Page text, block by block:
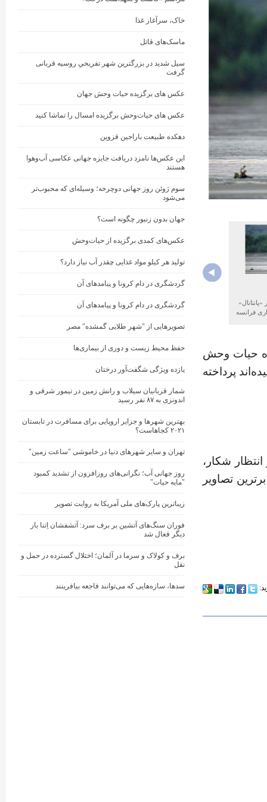
فرانسه
حیات وحش
پرداخته
شکار،
تصاویر
خاک، سرآغاز غذا
ماسک‌های قاتل
سیل شدید در بزرگترین شهر تفریحیِ روسیه قربانی
گرفت
عکس های برگزیده حیات وحش جهان
عکس های حیات‌وحش برگزیده امسال را تماشا کنید
دهکده طبیعت باراجین قزوین
این عکس‌ها نامزد دریافت جایزه جهانی عکاسی آب‌وهوا
هستند
سوم ژوئن روز جهانی دوچرخه؛ وسیله‌ای که محبوب‌تر
می‌شود
جهان بدون زنبور چگونه است؟
عکس‌های کمدی برگزیده از حیات‌وحش
تولید هر کیلو مواد غذایی چقدر آب نیاز دارد؟
گردشگری در دام کرونا و پیامدهای آن
گردشگری در دام کرونا و پیامدهای آن
تصویرهایی از "شهر طلایی گمشده" مصر
حفظ محیط زیست و دوری از بیماری‌ها
یازده ویژگی شگفت‌آور درختان
شمار قربانیان سیلاب و رانش زمین در تیمور شرقی و
اندونزی به ۸۷ نفر رسید
بهترین شهرها و جزایر اروپایی برای مسافرت در تابستان
۲۰۲۱ کجاهاست؟
تهران و سایر شهرهای دنیا در خاموشی "ساعت زمین"
روز جهانی آب؛ نگرانی‌های روزافزون از تشدید کمبود
"مایه حیات"
زیباترین پارک‌های ملی آمریکا به روایت تصویر
فوران سنگ‌های آتشین بر برف سرد: آتشفشان اِتنا بار
دیگر فعال شد
برف و کولاک و سرما در آلمان؛ اختلال گسترده در حمل و
نقل
سدها، سازه‌هایی که می‌توانند فاجعه بیافرینند